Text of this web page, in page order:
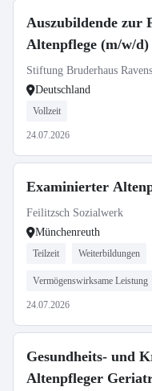
Auszubildende zur
Altenpflege (m/w/d)
Stiftung Bruderhaus
Deutschland
Vollzeit
24.07.2026
Examinierter
Feilitzsch Sozialwerk
Münchenreuth
Teilzeit Weiterbildungen
Vermögenswirksame Leistung
24.07.2026
Gesundheits- und
Altenpfleger